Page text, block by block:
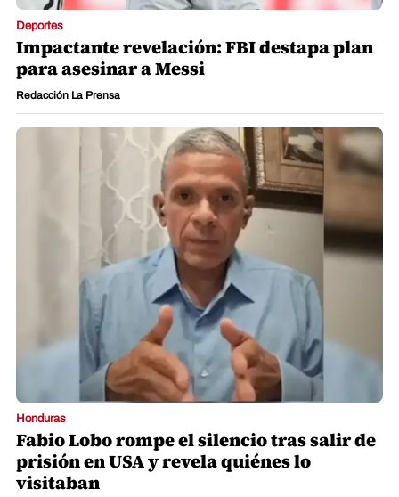
Deportes
Impactante revelación: FBI destapa plan
para asesinar a Messi
Redacción La Prensa
Honduras
Fabio Lobo rompe el silencio tras salir de
prisión en USA y revela quiénes lo
visitaban